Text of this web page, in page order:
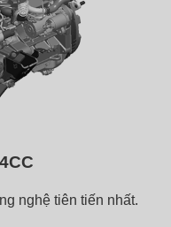
nghệ tiên tiến nhất.